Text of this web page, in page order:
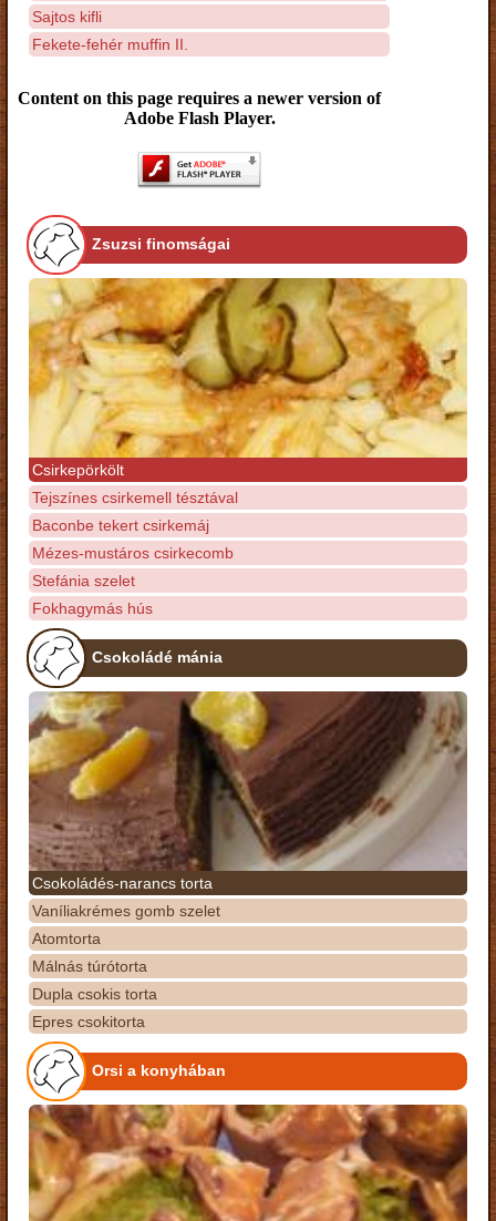
Sajtos kifli
Fekete-fehér muffin II.
Content on this page requires a newer version of
Adobe Flash Player.
Zsuzsi finomságai
Csirkepörkölt
Tejszínes csirkemell tésztával
Baconbe tekert csirkemáj
Mézes-mustáros csirkecomb
Stefánia szelet
Fokhagymás hús
Csokoládé mánia
Csokoládés-narancs torta
Vaníliakrémes gomb szelet
Atomtorta
Málnás túrótorta
Dupla csokis torta
Epres csokitorta
Orsi a konyhában